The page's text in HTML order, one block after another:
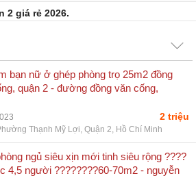
2 giá rẻ 2026.
bạn nữ ở ghép phòng trọ 25m2 đồng
quận 2 - đường đồng văn cống,
thạnh mỹ lợi, quận 2, hồ chí minh
2 triệu
Thạnh Mỹ Lợi, Quận 2, Hồ Chí Minh
ngủ siêu xịn mới tinh siêu rộng ????
4,5 người ????????60-70m2 - nguyễn
phường bình trưng tây, quận 2 (tp. thủ